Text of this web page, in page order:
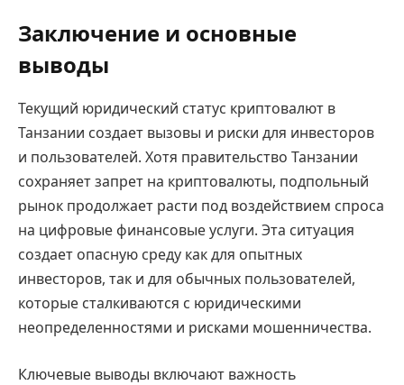
Заключение и основные
выводы
Текущий юридический статус криптовалют в
Танзании создает вызовы и риски для инвесторов
и пользователей. Хотя правительство Танзании
сохраняет запрет на криптовалюты, подпольный
рынок продолжает расти под воздействием спроса
на цифровые финансовые услуги. Эта ситуация
создает опасную среду как для опытных
инвесторов, так и для обычных пользователей,
которые сталкиваются с юридическими
неопределенностями и рисками мошенничества.
Ключевые выводы включают важность